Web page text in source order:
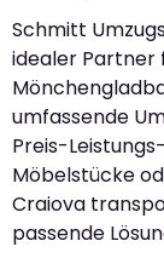
Schmitt
idealer Partner
umfassende
Preis-
Möbelstücke
Craiova
passende